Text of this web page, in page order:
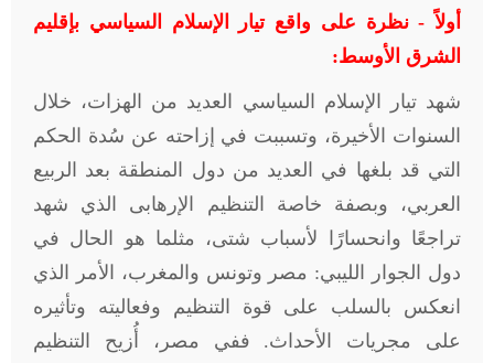
أولاً - نظرة على واقع تيار الإسلام السياسي بإقليم
الشرق الأوسط:
شهد تيار الإسلام السياسي العديد من الهزات، خلال
السنوات الأخيرة، وتسببت في إزاحته عن سُدة الحكم
التي قد بلغها في العديد من دول المنطقة بعد الربيع
العربي، وبصفة خاصة التنظيم الإرهابى الذي شهد
تراجعًا وانحسارًا لأسباب شتى، مثلما هو الحال في
دول الجوار الليبي: مصر وتونس والمغرب، الأمر الذي
انعكس بالسلب على قوة التنظيم وفعاليته وتأثيره
على مجريات الأحداث. ففي مصر، أُزيح التنظيم